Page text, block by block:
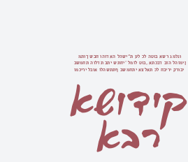
רבא
קידושא
את כל חבירי קרובי ומכירי לבוא ולהשתתף בשמחתי אצל
בשמחת הולדת בתי שתחי' למזל טוב, אתכבד בזה להזמין
מתוך שבח והודאה להשי"ת על כל הטוב אשר גמלנו